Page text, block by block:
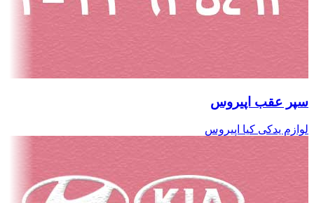
سپر عقب اپیروس
لوازم یدکی کیا اپیروس